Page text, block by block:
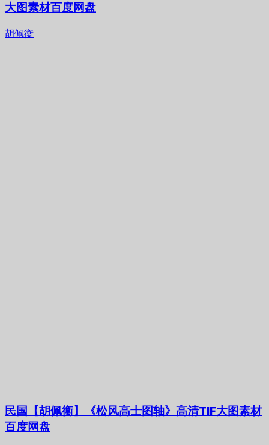
大图素材百度网盘
胡佩衡
民国【胡佩衡】《松风高士图轴》高清TIF大图素材
百度网盘